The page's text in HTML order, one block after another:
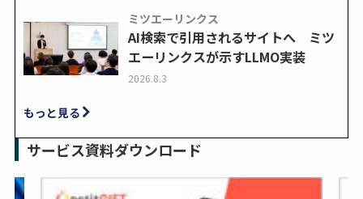
ミツエーリンクス
AI検索で引用されるサイトへ ミツ
エーリンクスが示すLLMO実装
2026.8.3
もっと見る
サービス資料ダウンロード